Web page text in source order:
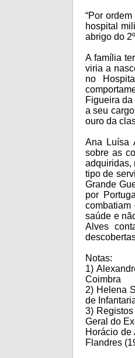
“Por
hospital
abrigo do
A família
viria a
no
Figueira
a seu
ouro da
Ana Luísa
sobre as
adquiridas,
tipo de
Grande
por
saúde e
Alves
Notas:
1)
Coimbra
2) Helena
de
3)
Geral do
Horácio de
Flandres